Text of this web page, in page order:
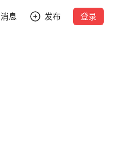
消息 发布 登录